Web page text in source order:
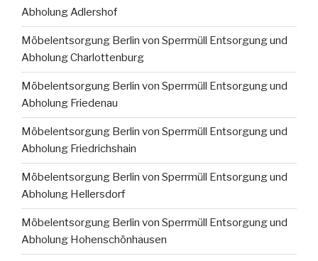
Abholung Adlershof
Möbelentsorgung Berlin von Sperrmüll Entsorgung und
Abholung Charlottenburg
Möbelentsorgung Berlin von Sperrmüll Entsorgung und
Abholung Friedenau
Möbelentsorgung Berlin von Sperrmüll Entsorgung und
Abholung Friedrichshain
Möbelentsorgung Berlin von Sperrmüll Entsorgung und
Abholung Hellersdorf
Möbelentsorgung Berlin von Sperrmüll Entsorgung und
Abholung Hohenschönhausen